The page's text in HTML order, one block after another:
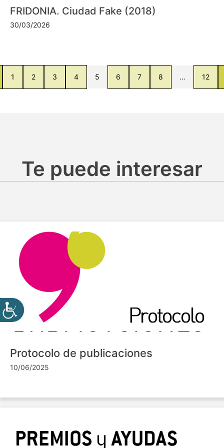
FRIDONIA. Ciudad Fake (2018)
30/03/2026
1 2 3 4 5 6 7 8 … 12
Te puede interesar
Protocolo de publicaciones
10/06/2025